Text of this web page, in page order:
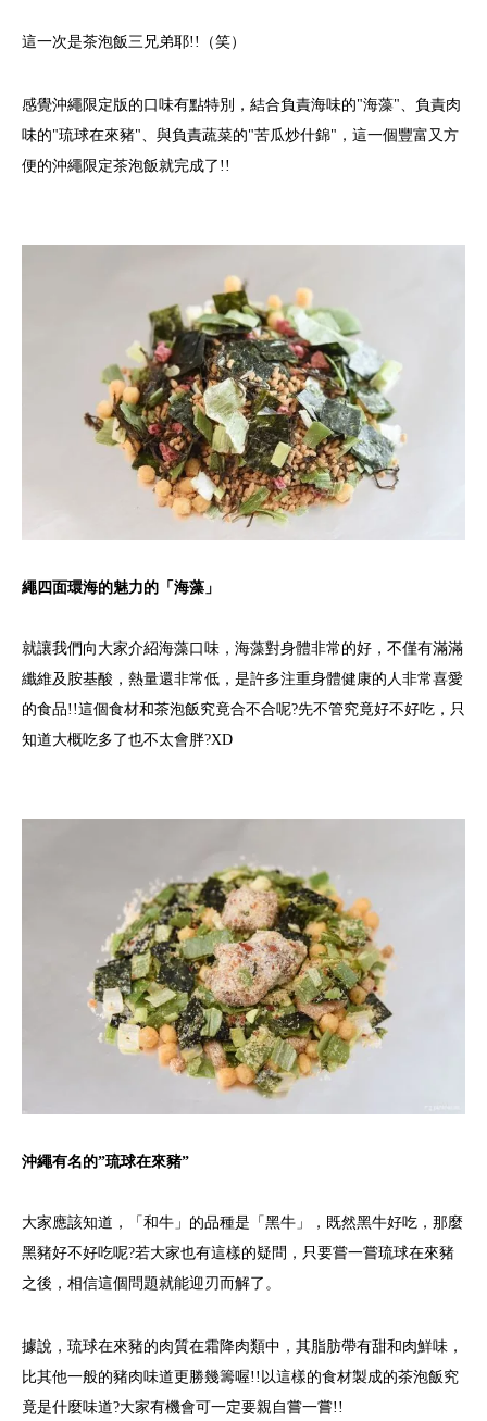
這一次是茶泡飯三兄弟耶!!（笑）
感覺沖繩限定版的口味有點特別，結合負責海味的"海藻"、負責肉
味的"琉球在來豬"、與負責蔬菜的"苦瓜炒什錦"，這一個豐富又方
便的沖繩限定茶泡飯就完成了!!
繩四面環海的魅力的「海藻」
就讓我們向大家介紹海藻口味，海藻對身體非常的好，不僅有滿滿
纖維及胺基酸，熱量還非常低，是許多注重身體健康的人非常喜愛
的食品!!這個食材和茶泡飯究竟合不合呢?先不管究竟好不好吃，只
知道大概吃多了也不太會胖?XD
沖繩有名的”琉球在來豬”
大家應該知道，「和牛」的品種是「黑牛」，既然黑牛好吃，那麼
黑豬好不好吃呢?若大家也有這樣的疑問，只要嘗一嘗琉球在來豬
之後，相信這個問題就能迎刃而解了。
據說，琉球在來豬的肉質在霜降肉類中，其脂肪帶有甜和肉鮮味，
比其他一般的豬肉味道更勝幾籌喔!!以這樣的食材製成的茶泡飯究
竟是什麼味道?大家有機會可一定要親自嘗一嘗!!